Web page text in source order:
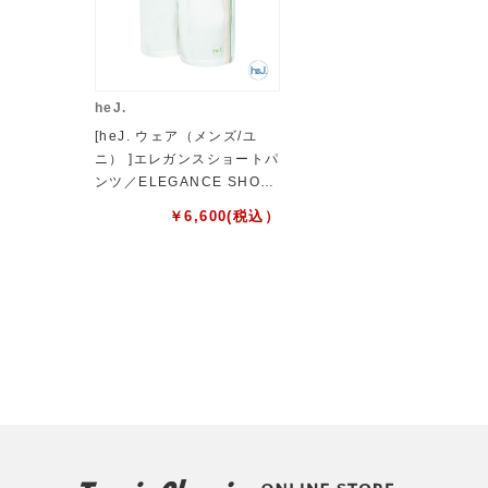
heJ.
[heJ. ウェア（メンズ/ユ
ニ） ]エレガンスショートパ
ンツ／ELEGANCE SHOR
T／ユニセックス（HEJ-24
￥6,600(税込）